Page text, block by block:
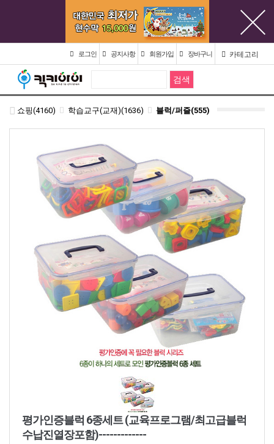
로그인 공지사항 회원가입 장바구니 카테고리
쇼핑(4160) 학습교구(교재)(1636) 블럭/퍼즐(555)
평가인증블럭 6종세트 (교육프로그램/최고급블럭
수납진열장포함)-------------